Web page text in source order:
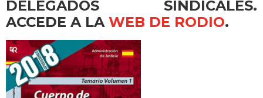
DELEGADOS SINDICALES.
ACCEDE A LA WEB DE RODIO.